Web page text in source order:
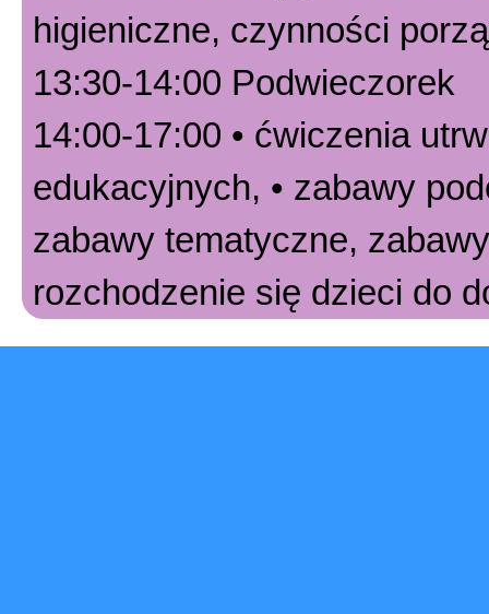
higieniczne, czynności
13:30-14:00 Podwieczorek
14:00-17:00 • ćwiczenia
edukacyjnych, • zabawy
zabawy tematyczne,
rozchodzenie się dzieci do